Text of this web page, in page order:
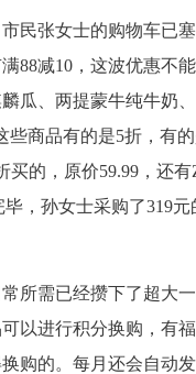
张女士的购物车已塞
88减10，这波优惠不
瓜、两提蒙牛纯牛
些商品有的是5折，有
的，原价59.99，还
，孙女士采购了319
需已经攒下了超大一
以进行积分换购，有
购的。每月还会自动